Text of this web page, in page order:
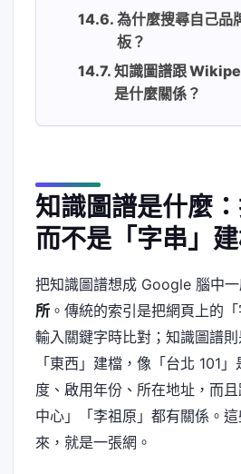
為什麼搜尋自己品
板？
知識圖譜跟
是什麼關係？
知識圖譜是什麼：
而不是「字串」
把知識圖譜想成 Google 腦中
所 。傳統的索引是把網頁上的
輸入關鍵字時比對；知識圖譜
「東西」建檔，像「台北 101
度、啟用年份、所在地址，而
中心」「李祖原」都有關係。
來，就是一張網。